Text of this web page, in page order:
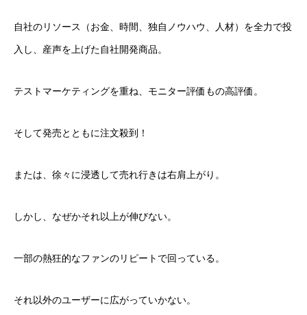
自社のリソース（お金、時間、独自ノウハウ、人材）を全力で投
入し、産声を上げた自社開発商品。
テストマーケティングを重ね、モニター評価もの高評価。
そして発売とともに注文殺到！
または、徐々に浸透して売れ行きは右肩上がり。
しかし、なぜかそれ以上が伸びない。
一部の熱狂的なファンのリピートで回っている。
それ以外のユーザーに広がっていかない。